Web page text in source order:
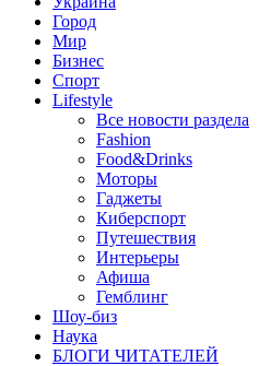
Город
Мир
Бизнес
Спорт
Lifestyle
Все новости раздела
Fashion
Food&Drinks
Моторы
Гаджеты
Киберспорт
Путешествия
Интерьеры
Афиша
Гемблинг
Шоу-биз
Наука
БЛОГИ ЧИТАТЕЛЕЙ